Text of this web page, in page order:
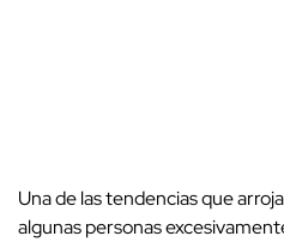
Una de las tendencias que
algunas personas